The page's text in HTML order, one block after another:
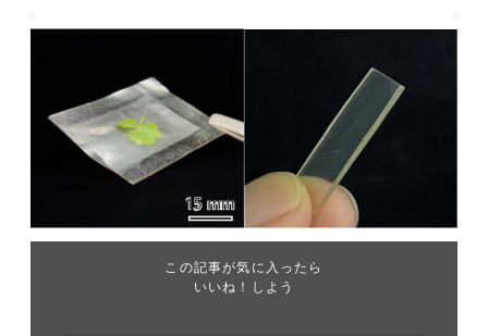
この記事が気に入ったら
いいね！しよう